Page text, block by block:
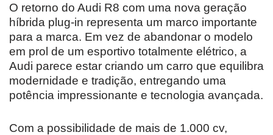
O retorno do Audi R8 com uma nova geração
híbrida plug-in representa um marco importante
para a marca. Em vez de abandonar o modelo
em prol de um esportivo totalmente elétrico, a
Audi parece estar criando um carro que equilibra
modernidade e tradição, entregando uma
potência impressionante e tecnologia avançada.
Com a possibilidade de mais de 1.000 cv,